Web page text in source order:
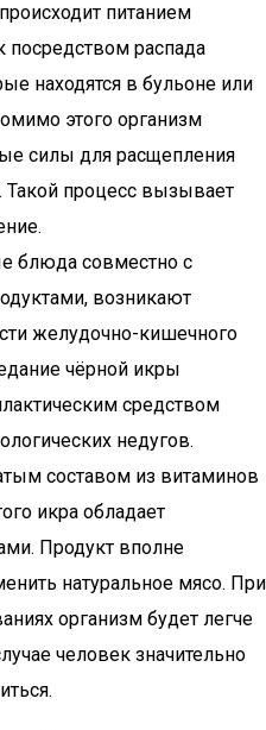
питанием
посредством распада
находятся в бульоне или
этого организм
силы для расщепления
процесс вызывает
блюда совместно с
возникают
желудочно-кишечного
чёрной икры
средством
недугов.
составом из витаминов
икра обладает
Продукт вполне
натуральное мясо. При
организм будет легче
человек значительно